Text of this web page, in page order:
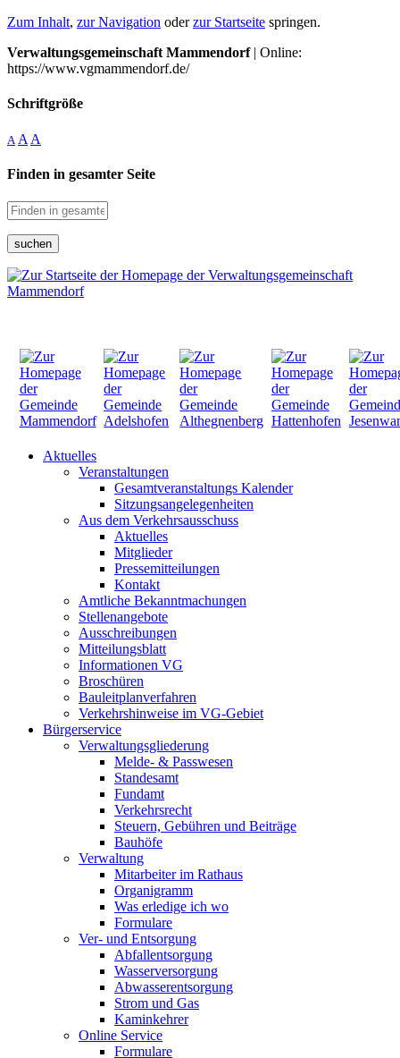
Zum Inhalt, zur Navigation oderzur Startseite springen.
Verwaltungsgemeinschaft Mammendorf| Online:
https://www.vgmammendorf.de/
Schriftgröße
A A A
Finden in gesamter Seite
suchen
Aktuelles
Veranstaltungen
Gesamtveranstaltungs Kalender
Sitzungsangelegenheiten
Aus dem Verkehrsausschuss
Aktuelles
Mitglieder
Pressemitteilungen
Kontakt
Amtliche Bekanntmachungen
Stellenangebote
Ausschreibungen
Mitteilungsblatt
Informationen VG
Broschüren
Bauleitplanverfahren
Verkehrshinweise im VG-Gebiet
Bürgerservice
Verwaltungsgliederung
Melde- & Passwesen
Standesamt
Fundamt
Verkehrsrecht
Steuern, Gebühren und Beiträge
Bauhöfe
Verwaltung
Mitarbeiter im Rathaus
Organigramm
Was erledige ich wo
Formulare
Ver- und Entsorgung
Abfallentsorgung
Wasserversorgung
Abwasserentsorgung
Strom und Gas
Kaminkehrer
Online Service
Formulare